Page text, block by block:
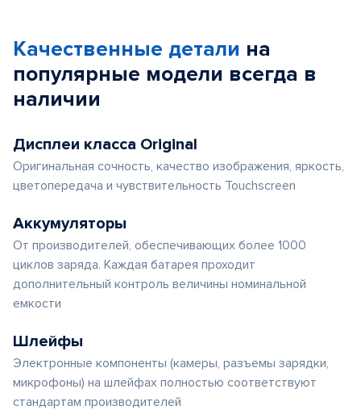
Качественные детали на
популярные модели всегда в
наличии
Дисплеи класса Original
Оригинальная сочность, качество изображения, яркость,
цветопередача и чувствительность Touchscreen
Аккумуляторы
От производителей, обеспечивающих более 1000
циклов заряда. Каждая батарея проходит
дополнительный контроль величины номинальной
емкости
Шлейфы
Электронные компоненты (камеры, разъемы зарядки,
микрофоны) на шлейфах полностью соответствуют
стандартам производителей